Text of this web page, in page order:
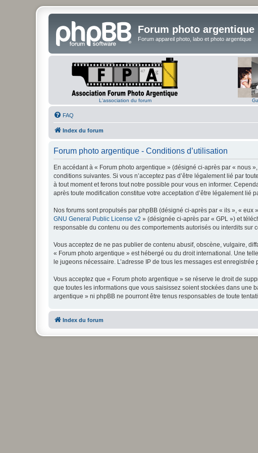
Forum photo argentique
Forum appareil photo, labo et photo argentique
L'association du forum
FAQ
Index du forum
Forum photo argentique - Conditions d’utilisation
En accédant à « Forum photo argentique » (désigné ci-après par « nous
conditions suivantes. Si vous n’acceptez pas d’être légalement lié par
à tout moment et ferons tout notre possible pour vous en informer.
après toute modification constitue votre acceptation d’être légalement lié
Nos forums sont propulsés par phpBB (désigné ci-après par « ils », «
GNU General Public License v2 » (désignée ci-après par « GPL ») et
responsable du contenu ou des comportements autorisés ou interdits
Vous acceptez de ne pas publier de contenu abusif, obscène, vulgaire,
« Forum photo argentique » est hébergé ou du droit international. Une
le jugeons nécessaire. L’adresse IP de tous les messages est
Vous acceptez que « Forum photo argentique » se réserve le droit de
que toutes les informations que vous saisissez soient stockées dans une
argentique » ni phpBB ne pourront être tenus responsables de toute
Index du forum